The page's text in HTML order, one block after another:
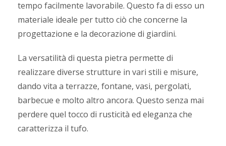
tempo facilmente lavorabile. Questo fa di esso un
materiale ideale per tutto ciò che concerne la
progettazione e la decorazione di giardini.
La versatilità di questa pietra permette di
realizzare diverse strutture in vari stili e misure,
dando vita a terrazze, fontane, vasi, pergolati,
barbecue e molto altro ancora. Questo senza mai
perdere quel tocco di rusticità ed eleganza che
caratterizza il tufo.